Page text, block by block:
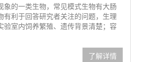
的一类生物，常见模式生物有大肠
利于回答研究者关注的问题，生理
室内饲养繁殖、遗传背景清楚；容
了解详情